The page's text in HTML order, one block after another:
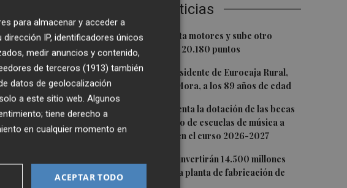
Últimas Noticias
1 El Ibex 35 aprieta motores y sube otro
0,62%, hasta los 20.180 puntos
2Fallece el expresidente de Eurocaja Rural,
Andrés Gómez Mora, a los 89 años de edad
3
CaixaBank aumenta la dotación de las becas
para el alumnado de escuelas de música a
275.000 euros en el curso 2026-2027
4 Tesla y SpaceX invertirán 14.500 millones
para construir la planta de fabricación de
premios de
y cuatro para
como ha
proyectos
para almacenar y acceder a
IP, identificadores únicos
medir anuncios y contenido,
de terceros (1913) también
datos de geolocalización
a este sitio web. Algunos
tiene derecho a
en cualquier momento en
ACEPTAR TODO